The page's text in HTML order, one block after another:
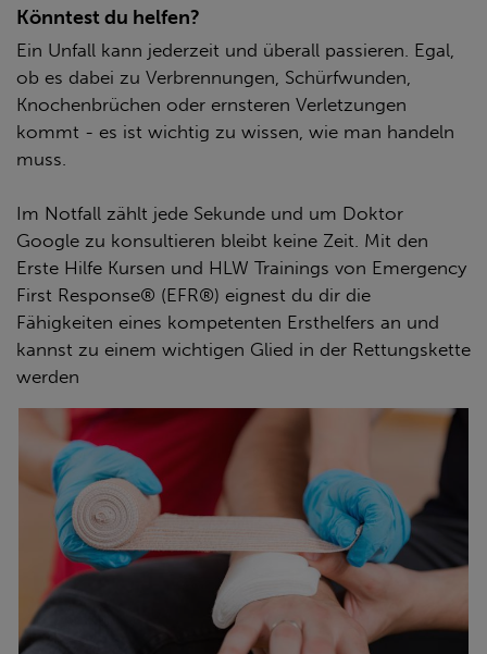
Könntest du helfen?
Ein Unfall kann jederzeit und überall passieren. Egal,
ob es dabei zu Verbrennungen, Schürfwunden,
Knochenbrüchen oder ernsteren Verletzungen
kommt - es ist wichtig zu wissen, wie man handeln
muss.
Im Notfall zählt jede Sekunde und um Doktor
Google zu konsultieren bleibt keine Zeit. Mit den
Erste Hilfe Kursen und HLW Trainings von Emergency
First Response® (EFR®) eignest du dir die
Fähigkeiten eines kompetenten Ersthelfers an und
kannst zu einem wichtigen Glied in der Rettungskette
werden